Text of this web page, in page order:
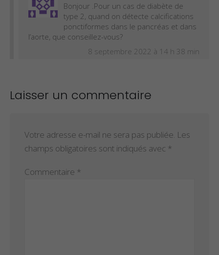
Bonjour .Pour un cas de diabète de
type 2, quand on détecte calcifications
ponctiformes dans le pancréas et dans
l’aorte, que conseillez-vous?
8 septembre 2022 à 14 h 38 min
Laisser un commentaire
Votre adresse e-mail ne sera pas publiée. Les
champs obligatoires sont indiqués avec *
Commentaire *